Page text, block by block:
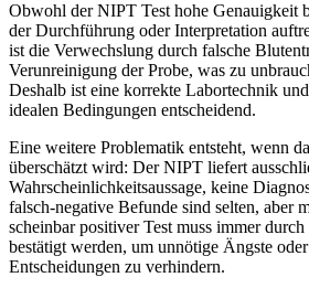
Obwohl der NIPT Test hohe Genauigkeit
der Durchführung oder Interpretation
ist die Verwechslung durch falsche
Verunreinigung der Probe, was zu
Deshalb ist eine korrekte Labortechnik
idealen Bedingungen entscheidend.
Eine weitere Problematik entsteht, wenn
überschätzt wird: Der NIPT liefert
Wahrscheinlichkeitsaussage, keine
falsch-negative Befunde sind selten, aber
scheinbar positiver Test muss immer
bestätigt werden, um unnötige Ängste
Entscheidungen zu verhindern.